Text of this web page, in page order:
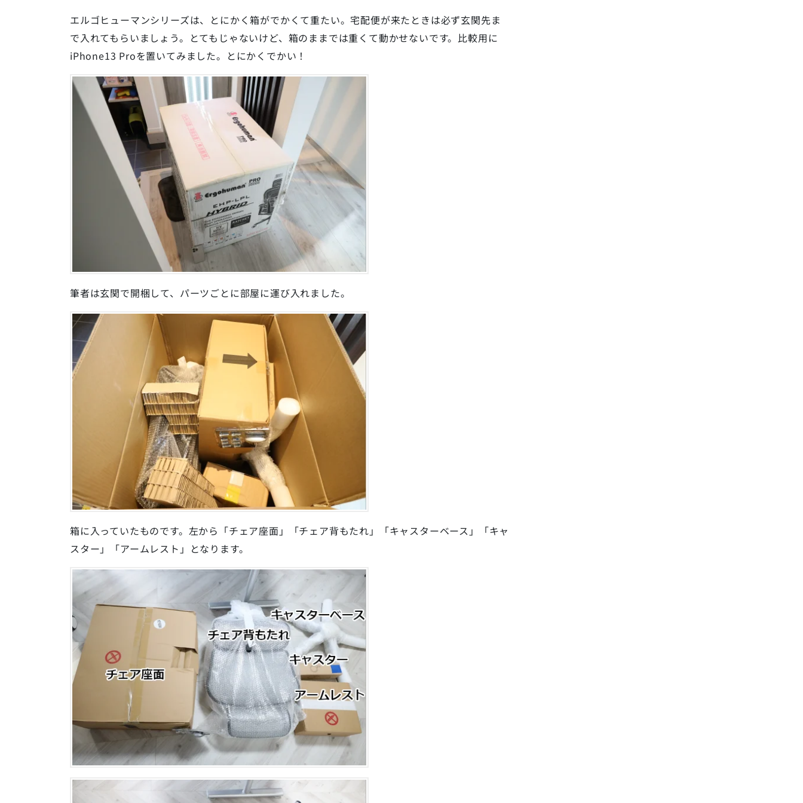
エルゴヒューマンシリーズは、とにかく箱がでかくて重たい。宅配便が来たときは必ず玄関先ま
で入れてもらいましょう。とてもじゃないけど、箱のままでは重くて動かせないです。比較用に
iPhone13 Proを置いてみました。とにかくでかい！
筆者は玄関で開梱して、パーツごとに部屋に運び入れました。
箱に入っていたものです。左から「チェア座面」「チェア背もたれ」「キャスターベース」「キャ
スター」「アームレスト」となります。